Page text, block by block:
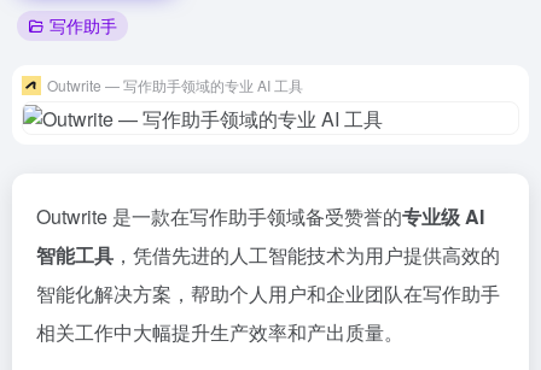
写作助手
Outwrite — 写作助手领域的专业 AI 工具
Outwrite 是一款在写作助手领域备受赞誉的专业级 AI
智能工具 ，凭借先进的人工智能技术为用户提供高效的
智能化解决方案，帮助个人用户和企业团队在写作助手
相关工作中大幅提升生产效率和产出质量。